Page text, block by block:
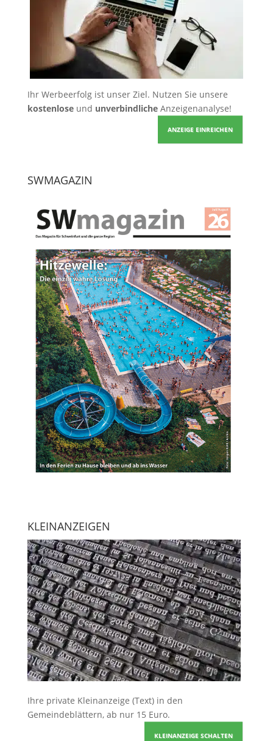
Ihr Werbeerfolg ist unser Ziel. Nutzen Sie unsere
kostenloseund unverbindlicheAnzeigenanalyse!
ANZEIGE EINREICHEN
SWMAGAZIN
KLEINANZEIGEN
Ihre private Kleinanzeige (Text) in den
Gemeindeblättern, ab nur 15 Euro.
KLEINANZEIGE SCHALTEN